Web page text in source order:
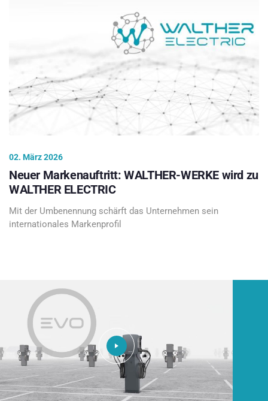
02. März 2026
Neuer Markenauftritt: WALTHER-WERKE wird zu
WALTHER ELECTRIC
Mit der Umbenennung schärft das Unternehmen sein
internationales Markenprofil